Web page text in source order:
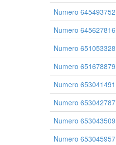
Numero 645493752
Numero 645627816
Numero 651053328
Numero 651678879
Numero 653041491
Numero 653042787
Numero 653043509
Numero 653045957